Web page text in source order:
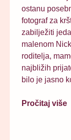
ostanu
fotograf za
zabilježiti
malenom
roditelja,
najbližih
bilo je jasno
Pročitaj više